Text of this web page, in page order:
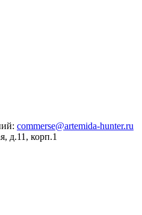
commerse@artemida-hunter.ru
д.11, корп.1